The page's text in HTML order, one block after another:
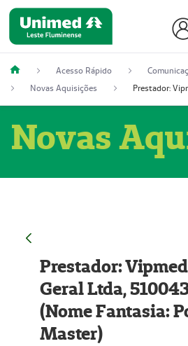
Acesso Rápido
Novas Aquisições
Novas
Prestador:
Geral Ltda,
(Nome Fantasia:
Master)